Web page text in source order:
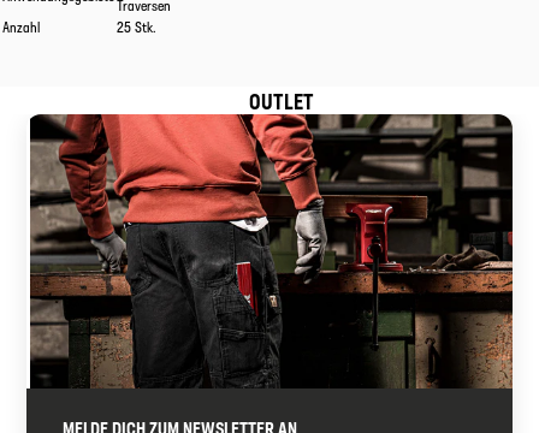
Traversen
Anzahl
25 Stk.
OUTLET
MELDE DICH ZUM NEWSLETTER AN